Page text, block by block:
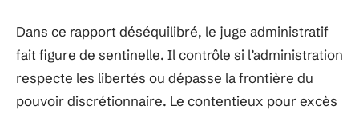
Dans ce rapport déséquilibré, le juge administratif
fait figure de sentinelle. Il contrôle si l’administration
respecte les libertés ou dépasse la frontière du
pouvoir discrétionnaire. Le contentieux pour excès